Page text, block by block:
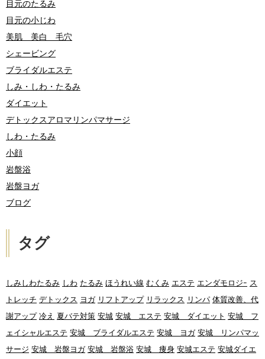
目元のたるみ
目元の小じわ
美肌 美白 毛穴
シェービング
ブライダルエステ
しみ・しわ・たるみ
ダイエット
デトックスアロマリンパマサージ
しわ・たるみ
小顔
岩盤浴
岩盤ヨガ
ブログ
タグ
しみしわたるみ しわ たるみ ほうれい線 むくみ エステ エンダモロジｰ ス
トレッチ デトックス ヨガ リフトアップ リラックス リンパ 体質改善、代
謝アップ 冷え 夏バテ対策 安城 安城 エステ 安城 ダイエット 安城 フ
ェイシャルエステ 安城 ブライダルエステ 安城 ヨガ 安城 リンパマッ
サージ 安城 岩盤ヨガ 安城 岩盤浴 安城 痩身 安城エステ 安城ダイエ